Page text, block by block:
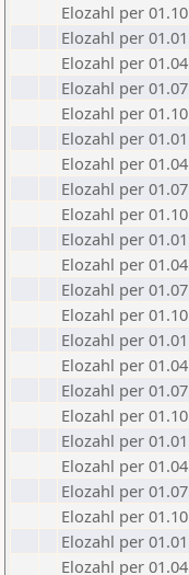
Elozahl per
Elozahl per
Elozahl per
Elozahl per
Elozahl per
Elozahl per
Elozahl per
Elozahl per
Elozahl per
Elozahl per
Elozahl per
Elozahl per
Elozahl per
Elozahl per
Elozahl per
Elozahl per
Elozahl per
Elozahl per
Elozahl per
Elozahl per
Elozahl per
Elozahl per
Elozahl per